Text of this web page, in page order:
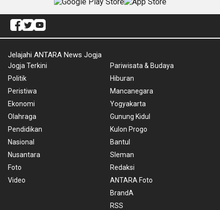
Jelajahi ANTARA News Jogja
Jogja Terkini
Politik
Peristiwa
Ekonomi
Olahraga
Pendidikan
Nasional
Nusantara
Foto
Video
Pariwisata & Budaya
Hiburan
Mancanegara
Yogyakarta
Gunung Kidul
Kulon Progo
Bantul
Sleman
Redaksi
ANTARA Foto
BrandA
RSS